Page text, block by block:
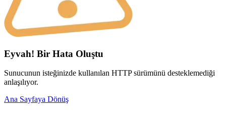
Eyvah! Bir Hata Oluştu
Sunucunun isteğinizde kullanılan HTTP sürümünü desteklemediği
anlaşılıyor.
Ana Sayfaya Dönüş